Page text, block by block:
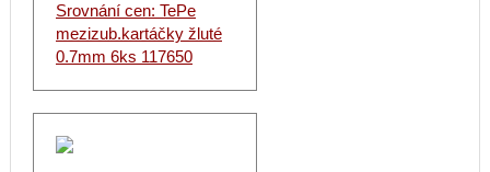
Srovnání cen: TePe
mezizub.kartáčky žluté
0.7mm 6ks 117650